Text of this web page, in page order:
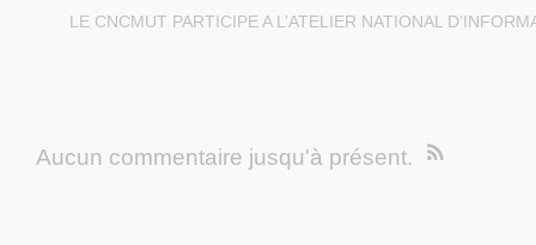
LE CNCMUT PARTICIPE A L’ATELIER NATIONAL
Aucun commentaire jusqu'à présent.